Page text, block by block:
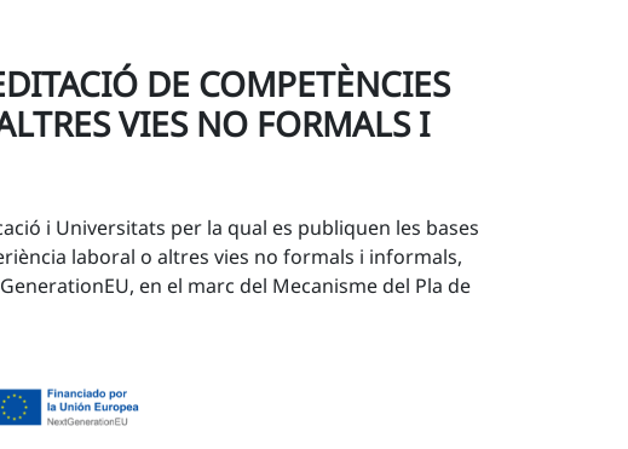
DE COMPETÈNCIES
VIES NO FORMALS I
i Universitats per la qual es publiquen les bases
laboral o altres vies no formals i informals,
en el marc del Mecanisme del Pla de